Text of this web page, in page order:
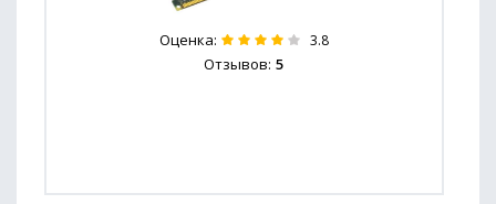
Оценка: 3.8
Отзывов: 5